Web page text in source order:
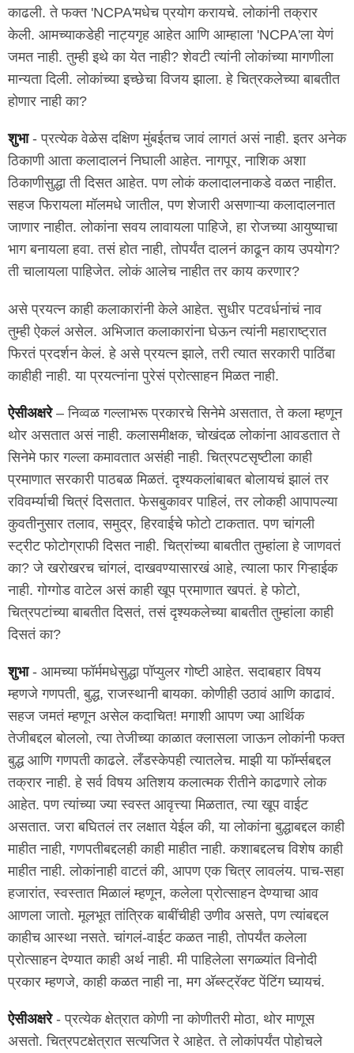
काढली. ते फक्त 'NCPA'मधेच प्रयोग करायचे. लोकांनी तक्रार
केली. आमच्याकडेही नाट्यगृह आहेत आणि आम्हाला 'NCPA'ला येणं
जमत नाही. तुम्ही इथे का येत नाही? शेवटी त्यांनी लोकांच्या मागणीला
मान्यता दिली. लोकांच्या इच्छेचा विजय झाला. हे चित्रकलेच्या बाबतीत
होणार नाही का?
शुभा- प्रत्येक वेळेस दक्षिण मुंबईतच जावं लागतं असं नाही. इतर अनेक
ठिकाणी आता कलादालनं निघाली आहेत. नागपूर, नाशिक अशा
ठिकाणीसुद्धा ती दिसत आहेत. पण लोकं कलादालनाकडे वळत नाहीत.
सहज फिरायला मॉलमधे जातील, पण शेजारी असणाऱ्या कलादालनात
जाणार नाहीत. लोकांना सवय लावायला पाहिजे, हा रोजच्या आयुष्याचा
भाग बनायला हवा. तसं होत नाही, तोपर्यंत दालनं काढून काय उपयोग?
ती चालायला पाहिजेत. लोकं आलेच नाहीत तर काय करणार?
असे प्रयत्न काही कलाकारांनी केले आहेत. सुधीर पटवर्धनांचं नाव
तुम्ही ऐकलं असेल. अभिजात कलाकारांना घेऊन त्यांनी महाराष्ट्रात
फिरतं प्रदर्शन केलं. हे असे प्रयत्न झाले, तरी त्यात सरकारी पाठिंबा
काहीही नाही. या प्रयत्नांना पुरेसं प्रोत्साहन मिळत नाही.
ऐसीअक्षरे– निव्वळ गल्लाभरू प्रकारचे सिनेमे असतात, ते कला म्हणून
थोर असतात असं नाही. कलासमीक्षक, चोखंदळ लोकांना आवडतात ते
सिनेमे फार गल्ला कमावतात असंही नाही. चित्रपटसृष्टीला काही
प्रमाणात सरकारी पाठबळ मिळतं. दृश्यकलांबाबत बोलायचं झालं तर
रविवर्म्याची चित्रं दिसतात. फेसबुकावर पाहिलं, तर लोकही आपापल्या
कुवतीनुसार तलाव, समुद्र, हिरवाईचे फोटो टाकतात. पण चांगली
स्ट्रीट फोटोग्राफी दिसत नाही. चित्रांच्या बाबतीत तुम्हांला हे जाणवतं
का? जे खरोखरच चांगलं, दाखवण्यासारखं आहे, त्याला फार गिऱ्हाईक
नाही. गोग्गोड वाटेल असं काही खूप प्रमाणात खपतं. हे फोटो,
चित्रपटांच्या बाबतीत दिसतं, तसं दृश्यकलेच्या बाबतीत तुम्हांला काही
दिसतं का?
शुभा- आमच्या फॉर्ममधेसुद्धा पॉप्युलर गोष्टी आहेत. सदाबहार विषय
म्हणजे गणपती, बुद्ध, राजस्थानी बायका. कोणीही उठावं आणि काढावं.
सहज जमतं म्हणून असेल कदाचित! मगाशी आपण ज्या आर्थिक
तेजीबद्दल बोललो, त्या तेजीच्या काळात क्लासला जाऊन लोकांनी फक्त
बुद्ध आणि गणपती काढले. लँडस्केपही त्यातलेच. माझी या फॉर्म्सबद्दल
तक्रार नाही. हे सर्व विषय अतिशय कलात्मक रीतीने काढणारे लोक
आहेत. पण त्यांच्या ज्या स्वस्त आवृत्त्या मिळतात, त्या खूप वाईट
असतात. जरा बघितलं तर लक्षात येईल की, या लोकांना बुद्धाबद्दल काही
माहीत नाही, गणपतीबद्दलही काही माहीत नाही. कशाबद्दलच विशेष काही
माहीत नाही. लोकांनाही वाटतं की, आपण एक चित्र लावलंय. पाच-सहा
हजारांत, स्वस्तात मिळालं म्हणून, कलेला प्रोत्साहन देण्याचा आव
आणला जातो. मूलभूत तांत्रिक बाबींचीही उणीव असते, पण त्यांबद्दल
काहीच आस्था नसते. चांगलं-वाईट कळत नाही, तोपर्यंत कलेला
प्रोत्साहन देण्यात काही अर्थ नाही. मी पाहिलेला सगळ्यांत विनोदी
प्रकार म्हणजे, काही कळत नाही ना, मग अ‍ॅब्स्ट्रॅक्ट पेंटिंग घ्यायचं.
ऐसीअक्षरे- प्रत्येक क्षेत्रात कोणी ना कोणीतरी मोठा, थोर माणूस
असतो. चित्रपटक्षेत्रात सत्यजित रे आहेत. ते लोकांपर्यंत पोहोचले